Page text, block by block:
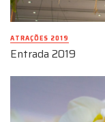
ATRAÇÕES 2019
Entrada 2019